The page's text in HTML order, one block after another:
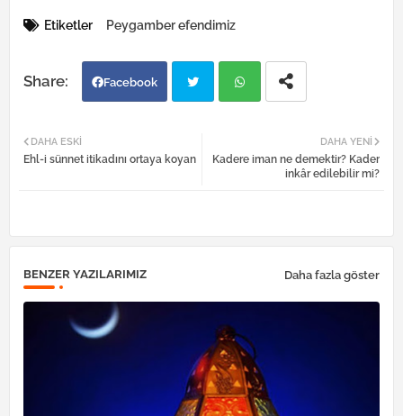
Etiketler Peygamber efendimiz
Facebook
tter atsa
DAHA YENI
Kadere iman ne demektir? Kader
inkâr edilebilir mi?
DAHA ESKI
Ehl-i sünnet itikadını ortaya koyan
BENZER YAZILARIMIZ Daha fazla göster